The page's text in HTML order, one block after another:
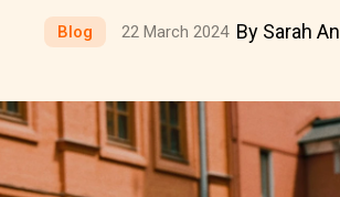
Blog 22 March 2024 By Sarah